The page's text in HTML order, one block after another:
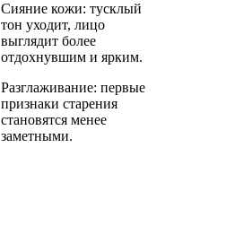
Сияние кожи: тусклый
тон уходит, лицо
выглядит более
отдохнувшим и ярким.
Разглаживание: первые
признаки старения
становятся менее
заметными.